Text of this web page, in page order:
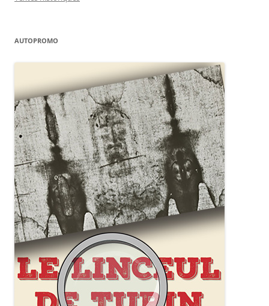
AUTOPROMO